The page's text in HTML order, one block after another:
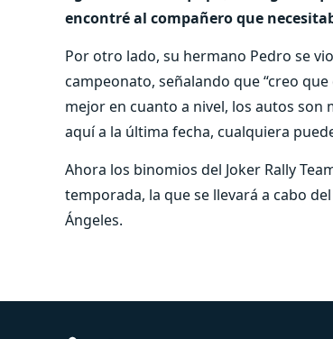
encontré al compañero que
Por otro lado, su hermano Pedro se
campeonato, señalando que “creo
mejor en cuanto a nivel, los autos son
aquí a la última fecha, cualquiera
Ahora los binomios del Joker Rally
temporada, la que se llevará a cabo
Ángeles.